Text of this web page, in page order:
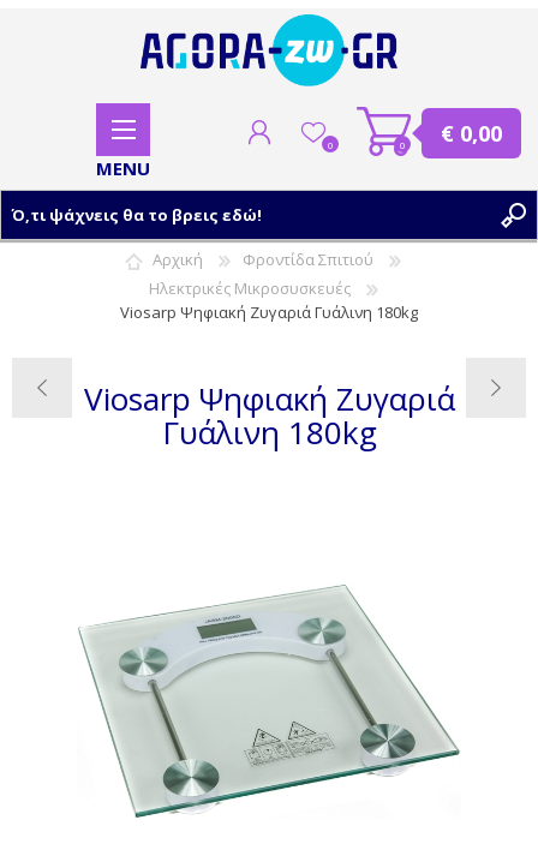
0 0 € 0,00
Αρχική
Φροντίδα Σπιτιού
Ηλεκτρικές Μικροσυσκευές
Viosarp Ψηφιακή Ζυγαριά Γυάλινη 180kg
Viosarp Ψηφιακή Ζυγαριά
Γυάλινη 180kg